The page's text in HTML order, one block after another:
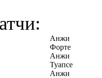
Анжи
Форте
Анжи
Туапсе
Анжи